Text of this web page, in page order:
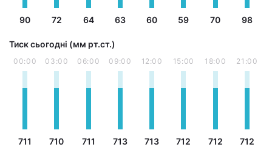
90 72 64 63 60 59 70 98
Тиск сьогодні (мм рт.ст.)
00:00
711
03:00
710
06:00
711
09:00
713
12:00
713
15:00
712
18:00
712
21:00
712